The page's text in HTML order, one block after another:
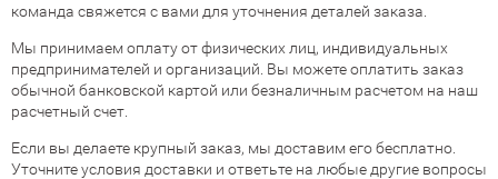
команда свяжется с вами для уточнения деталей заказа.
Мы принимаем оплату от физических лиц, индивидуальных
предпринимателей и организаций. Вы можете оплатить заказ
обычной банковской картой или безналичным расчетом на наш
расчетный счет.
Если вы делаете крупный заказ, мы доставим его бесплатно.
Уточните условия доставки и ответьте на любые другие вопросы